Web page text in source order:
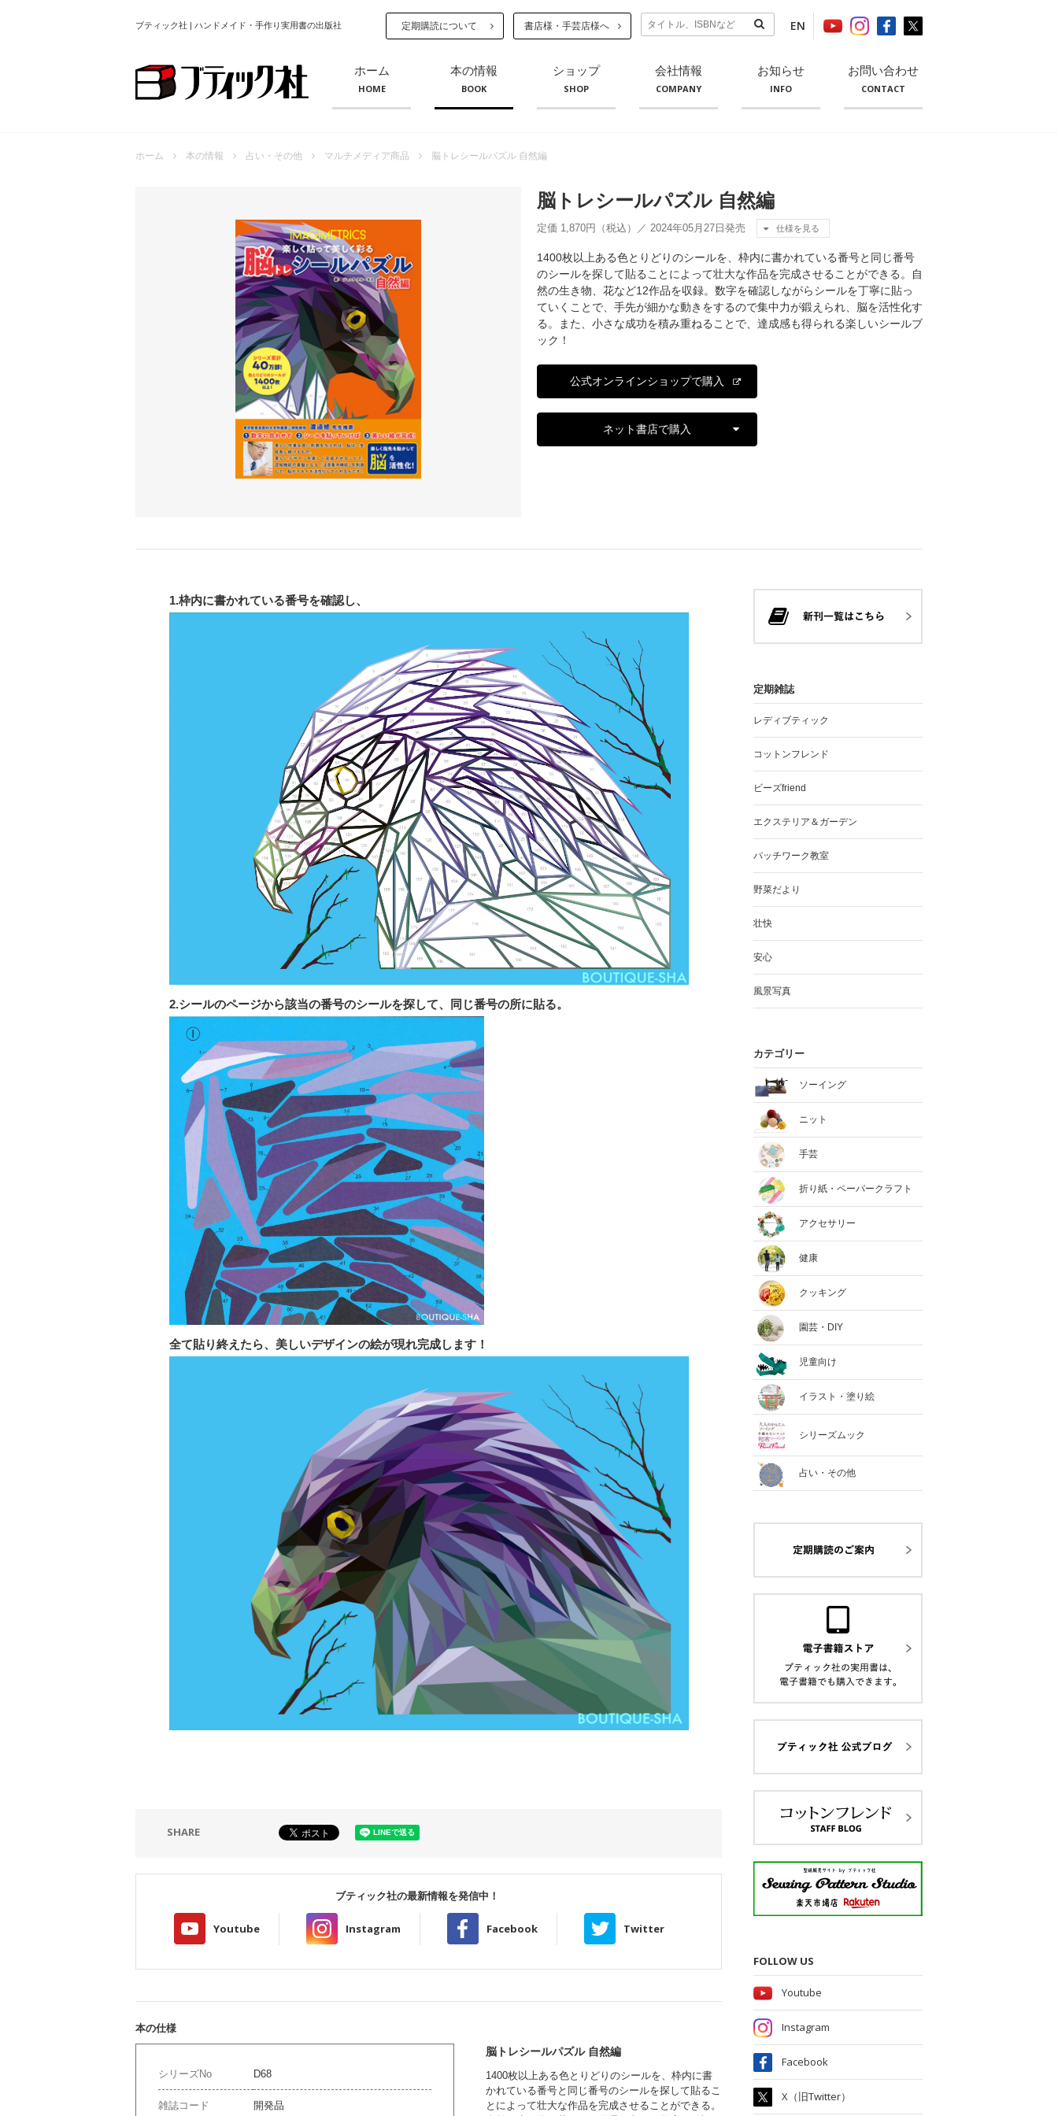
ブティック社 | ハンドメイド・手作り実用書の出版社 定期購読について 書店様・手芸店様へ EN
ホーム
HOME
本の情報
BOOK
ショップ
SHOP
会社情報
COMPANY
お知らせ
INFO
お問い合わせ
CONTACT
ホーム 本の情報 占い・その他 マルチメディア商品 脳トレシールパズル 自然編
脳トレシールパズル 自然編
定価 1,870円（税込）／ 2024年05月27日発売 仕様を見る
1400枚以上ある色とりどりのシールを、枠内に書かれている番号と同じ番号
のシールを探して貼ることによって壮大な作品を完成させることができる。自
然の生き物、花など12作品を収録。数字を確認しながらシールを丁寧に貼っ
ていくことで、手先が細かな動きをするので集中力が鍛えられ、脳を活性化す
る。また、小さな成功を積み重ねることで、達成感も得られる楽しいシールブ
ック！
公式オンラインショップで購入
ネット書店で購入
1.枠内に書かれている番号を確認し、
2.シールのページから該当の番号のシールを探して、同じ番号の所に貼る。
全て貼り終えたら、美しいデザインの絵が現れ完成します！
SHARE
ブティック社の最新情報を発信中！
Youtube Instagram Facebook Twitter
本の仕様
シリーズNo D68
雑誌コード 開発品
脳トレシールパズル 自然編
1400枚以上ある色とりどりのシールを、枠内に書
かれている番号と同じ番号のシールを探して貼るこ
とによって壮大な作品を完成させることができる。
定期雑誌
レディブティック
コットンフレンド
ビーズfriend
エクステリア＆ガーデン
パッチワーク教室
野菜だより
壮快
安心
風景写真
カテゴリー
ソーイング
ニット
手芸
折り紙・ペーパークラフト
アクセサリー
健康
クッキング
園芸・DIY
児童向け
イラスト・塗り絵
シリーズムック
占い・その他
FOLLOW US
Youtube
Instagram
Facebook
X（旧Twitter）